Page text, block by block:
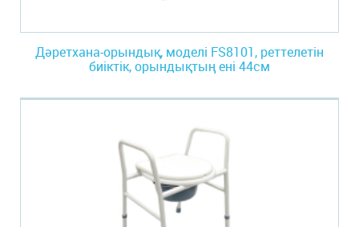
Дәретхана-орындық, моделі FS8101, реттелетін
биіктік, орындықтың ені 44см